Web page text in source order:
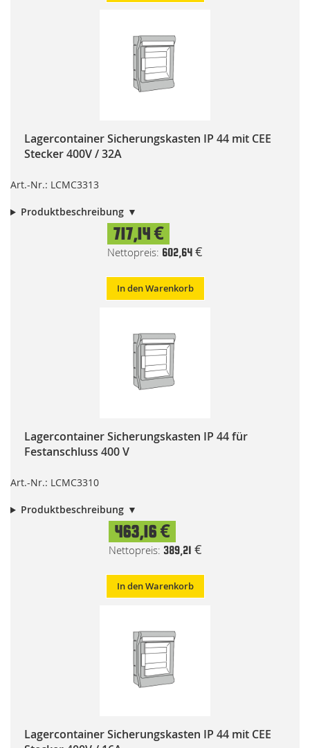
Lagercontainer Sicherungskasten IP 44 mit CEE
Stecker 400V / 32A
Art.-Nr.: LCMC3313
Produktbeschreibung
717,14 €
602,64 €
In den Warenkorb
Lagercontainer Sicherungskasten IP 44 für
Festanschluss 400 V
Art.-Nr.: LCMC3310
Produktbeschreibung
463,16 €
389,21 €
In den Warenkorb
Lagercontainer Sicherungskasten IP 44 mit CEE